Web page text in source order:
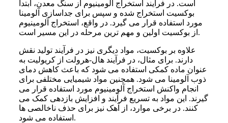
است. در فرآیند استخراج آلومینیوم از سنگ معدن، ابتدا
بوکسیت استخراج شده و سپس برای جداسازی آلومینا
مورد استفاده قرار می گیرد. در واقع، استخراج آلومینیوم
از بوکسیت اولین و مهم ترین مرحله در این مسیر است.
علاوه بر بوکسیت، مواد دیگری نیز در فرآیند تولید نقش
دارند. برای مثال، در فرآیند هال-هرولت از کریولیت به
عنوان ماده کمکی استفاده می شود که باعث کاهش دمای
ذوب آلومینا می شود. همچنین مواد شیمیایی مختلفی برای
انجام واکنش استخراج آلومینیوم مورد استفاده قرار می
گیرند. این مواد به تسریع فرآیند و افزایش بازدهی کمک می
کنند. در برخی موارد، از آهک نیز برای حذف ناخالصی ها
استفاده می شود.